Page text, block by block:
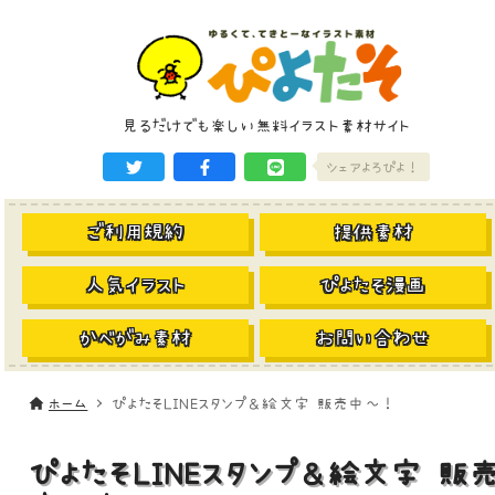
見るだけでも楽しい無料イラスト素材サイト
シェアよろぴよ！
ご利用規約 提供素材
人気イラスト ぴよたそ漫画
かべがみ素材 お問い合わせ
ホーム ぴよたそLINEスタンプ＆絵文字 販売中～！
ぴよたそLINEスタンプ＆絵文字 販